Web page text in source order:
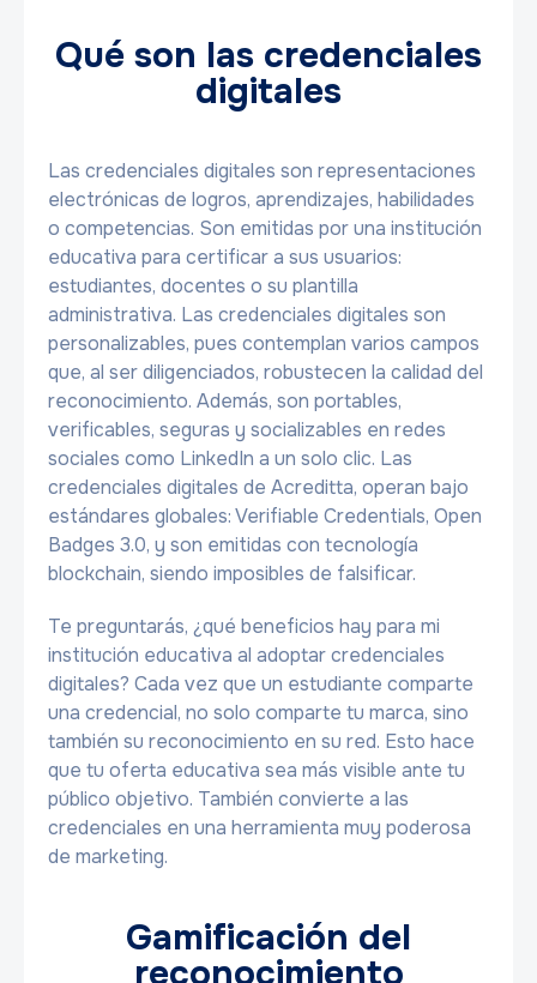
Qué son las credenciales
digitales
Las credenciales digitales son representaciones
electrónicas de logros, aprendizajes, habilidades
o competencias. Son emitidas por una institución
educativa para certificar a sus usuarios:
estudiantes, docentes o su plantilla
administrativa. Las credenciales digitales son
personalizables, pues contemplan varios campos
que, al ser diligenciados, robustecen la calidad del
reconocimiento. Además, son portables,
verificables, seguras y socializables en redes
sociales como LinkedIn a un solo clic. Las
credenciales digitales de Acreditta, operan bajo
estándares globales: Verifiable Credentials, Open
Badges 3.0, y son emitidas con tecnología
blockchain, siendo imposibles de falsificar.
Te preguntarás, ¿qué beneficios hay para mi
institución educativa al adoptar credenciales
digitales? Cada vez que un estudiante comparte
una credencial, no solo comparte tu marca, sino
también su reconocimiento en su red. Esto hace
que tu oferta educativa sea más visible ante tu
público objetivo. También convierte a las
credenciales en una herramienta muy poderosa
de marketing.
Gamificación del
reconocimiento